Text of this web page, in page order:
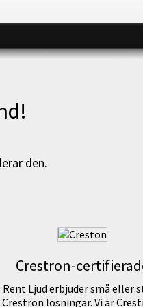
den.
Crestron-
Rent Ljud erbjuder små eller
Crestron lösningar. Vi är